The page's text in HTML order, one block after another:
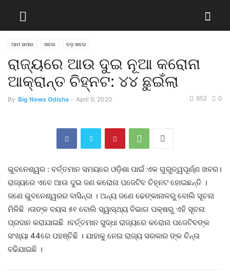
ଆମ ସମାଜ ଖବର ବଡ଼ ଖବର
ରାଜ୍ୟରେ ଆଉ ଦୁଇ ନୂଆ କରୋନା
ଆକ୍ରାନ୍ତ ଚିହ୍ନଟ: ୪୪ ଛୁଇଁଲା
By Big News Odisha - April 9, 2020 0
952
ଭୁବନେଶ୍ୱର : ବର୍ତ୍ତମାନ ସମୟରେ ଓଡ଼ିଶା ପାଇଁ ଏକ ଗୁରୁତ୍ୱପୂର୍ଣ୍ଣ ଖବର।
ରାଜ୍ୟରେ ଏବେ ଆଉ ଦୁଇ ଜଣ କରୋନା ପଜେଟିବ ଚିହ୍ନଟ ହୋଇଛନ୍ତି ।
ଜଣେ ଭୁବନେଶ୍ୱରର ବାସିନ୍ଦା । ଅନ୍ୟ ଜଣେ ଢେଙ୍କାନାଳରୁ ବୋଲି ସୂଚନା
ମିଳିଛି ।ତାଙ୍କ ବୟସ ୫୧ ବୋଲି ସ୍ୱାସ୍ଥ୍ୟ ବିଭାଗ ପକ୍ଷରୁ ଏହି ସୂଚନା
ପ୍ରଦାନ କରାଯାଇଛି ।ବର୍ତ୍ତମାନ ସୁଦ୍ଧା ରାଜ୍ୟରେ କରୋନା ପଜେଟିବଙ୍କ
ସଂଖ୍ୟା 44ରେ ପହଞ୍ଚିଛି । ଯାହାକୁ ନେଇ ରାଜ୍ୟ ସରକାର ଙ୍କ ଚିନ୍ତା
ବଢିଯାଇଛି ।